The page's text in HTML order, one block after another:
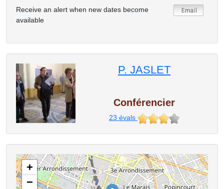
Receive an alert when new dates become
available
P. JASLET
Conférencier
23 évals
+
−